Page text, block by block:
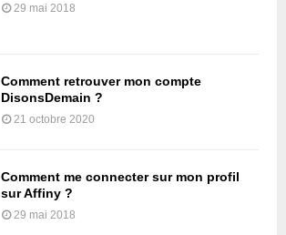
29 mai 2018
Comment retrouver mon compte
DisonsDemain ?
21 octobre 2020
Comment me connecter sur mon profil
sur Affiny ?
29 mai 2018